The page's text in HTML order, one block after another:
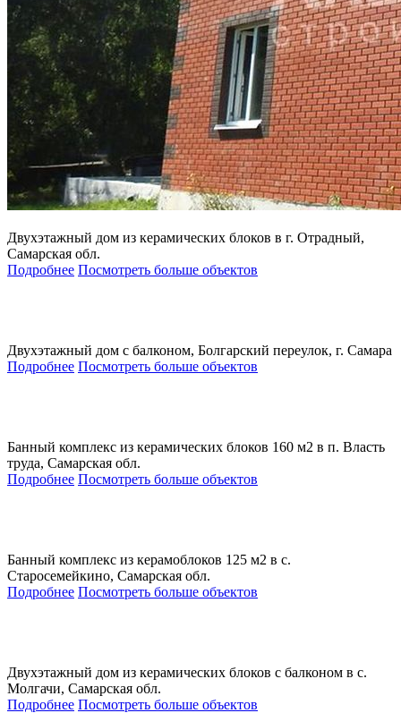
Двухэтажный дом из керамических блоков в г. Отрадный,
Самарская обл.
Подробнее Посмотреть больше объектов
Двухэтажный дом с балконом, Болгарский переулок, г. Самара
Подробнее Посмотреть больше объектов
Банный комплекс из керамических блоков 160 м2 в п. Власть
труда, Самарская обл.
Подробнее Посмотреть больше объектов
Банный комплекс из керамоблоков 125 м2 в с.
Старосемейкино, Самарская обл.
Подробнее Посмотреть больше объектов
Двухэтажный дом из керамических блоков с балконом в с.
Молгачи, Самарская обл.
Подробнее Посмотреть больше объектов